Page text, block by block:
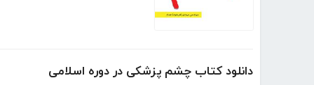
دانلود کتاب چشم پزشکی در دوره اسلامی